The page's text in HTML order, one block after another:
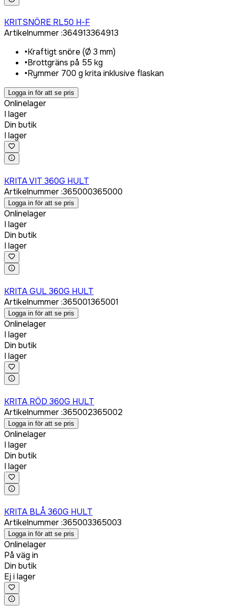
KRITSNÖRE RL50 H-F
Artikelnummer:364913364913
•Kraftigt snöre (Ø 3 mm)
•Brottgräns på 55 kg
•Rymmer 700 g krita inklusive flaskan
Logga in för att se pris
Onlinelager
I lager
Din butik
I lager
KRITA VIT 360G HULT
Artikelnummer:365000365000
Logga in för att se pris
Onlinelager
I lager
Din butik
I lager
KRITA GUL 360G HULT
Artikelnummer:365001365001
Logga in för att se pris
Onlinelager
I lager
Din butik
I lager
KRITA RÖD 360G HULT
Artikelnummer:365002365002
Logga in för att se pris
Onlinelager
I lager
Din butik
I lager
KRITA BLÅ 360G HULT
Artikelnummer:365003365003
Logga in för att se pris
Onlinelager
På väg in
Din butik
Ej i lager